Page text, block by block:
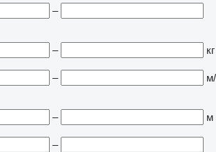
–
–
кг
–
м/
–
м
–